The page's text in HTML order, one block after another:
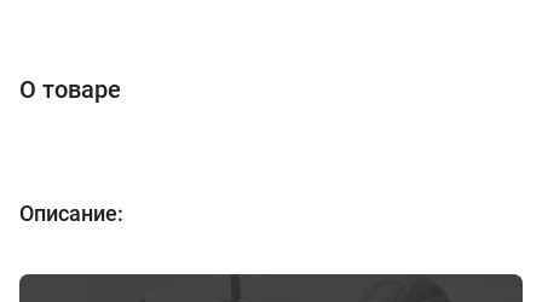
О товаре
Описание: